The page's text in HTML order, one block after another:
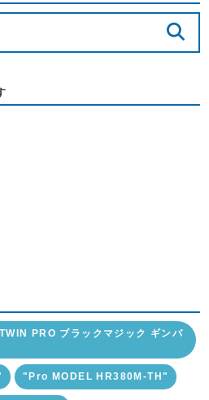
PRO ブラックマジック ギンバ
"Pro MODEL HR380M-TH"